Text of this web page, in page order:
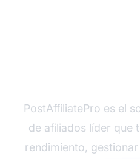
PostAffiliatePro es el
de afiliados líder que
rendimiento,